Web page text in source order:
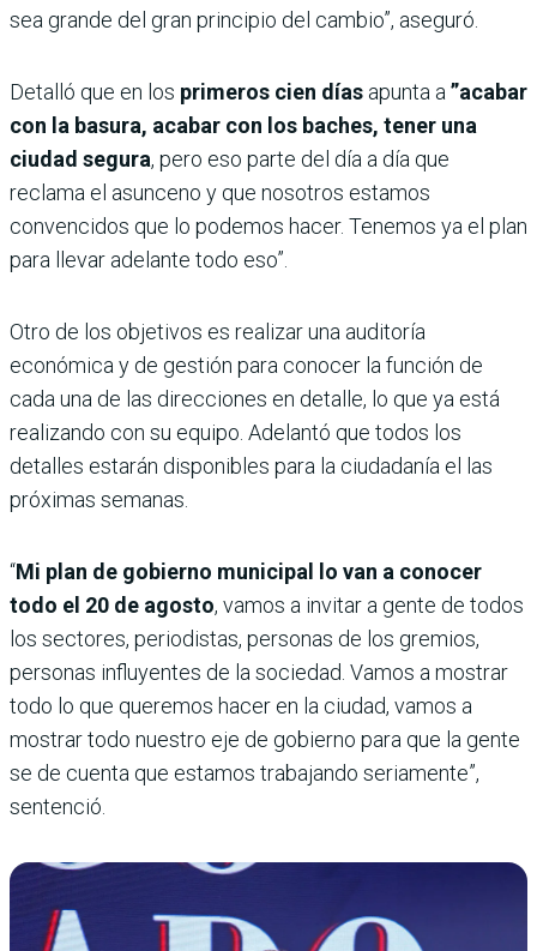
sea grande del gran principio del cambio”, aseguró.
Detalló que en los primeros cien días apunta a ”acabar
con la basura, acabar con los baches, tener una
ciudad segura, pero eso parte del día a día que
reclama el asunceno y que nosotros estamos
convencidos que lo podemos hacer. Tenemos ya el plan
para llevar adelante todo eso”.
Otro de los objetivos es realizar una auditoría
económica y de gestión para conocer la función de
cada una de las direcciones en detalle, lo que ya está
realizando con su equipo. Adelantó que todos los
detalles estarán disponibles para la ciudadanía el las
próximas semanas.
“Mi plan de gobierno municipal lo van a conocer
todo el 20 de agosto, vamos a invitar a gente de todos
los sectores, periodistas, personas de los gremios,
personas influyentes de la sociedad. Vamos a mostrar
todo lo que queremos hacer en la ciudad, vamos a
mostrar todo nuestro eje de gobierno para que la gente
se de cuenta que estamos trabajando seriamente”,
sentenció.